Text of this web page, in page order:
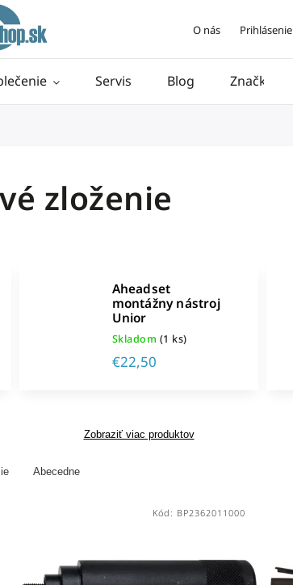
O nás Prihlásenie
Servis Blog Značky
zloženie
Aheadset
montážny nástroj
Unior
Skladom (1 ks)
€22,50
Zobraziť viac produktov
Abecedne
Kód: BP2362011000